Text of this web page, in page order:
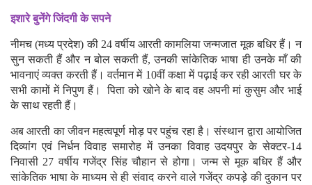
इशारे बुनेंगे जिंदगी के सपने
नीमच (मध्य प्रदेश) की 24 वर्षीय आरती कामलिया जन्मजात मूक बधिर हैं। न
सुन सकती हैं और न बोल सकती हैं, उनकी सांकेतिक भाषा ही उनके माँ की
भावनाएं व्यक्त करती हैं। वर्तमान में 10वीं कक्षा में पढ़ाई कर रही आरती घर के
सभी कामों में निपुण हैं। पिता को खोने के बाद वह अपनी मां कुसुम और भाई
के साथ रहती हैं।
अब आरती का जीवन महत्वपूर्ण मोड़ पर पहुंच रहा है। संस्थान द्वारा आयोजित
दिव्यांग एवं निर्धन विवाह समारोह में उनका विवाह उदयपुर के सेक्टर-14
निवासी 27 वर्षीय गजेंद्र सिंह चौहान से होगा। जन्म से मूक बधिर हैं और
सांकेतिक भाषा के माध्यम से ही संवाद करने वाले गजेंद्र कपड़े की दुकान पर